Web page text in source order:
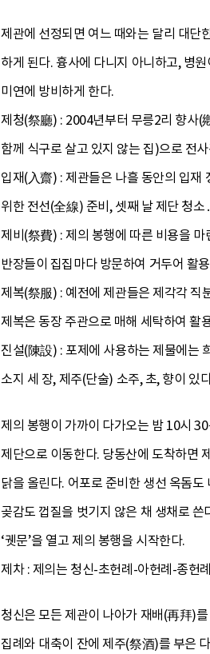
제관에 선정되면 여느 때와는 달리 대단
하게 된다. 흉사에 다니지 아니하고, 병
미연에 방비하게 한다.
제청(祭廳) : 2004년부터 무릉2리 향사(
함께 식구로 살고 있지 않는 집)으로 전
입재(入齋) : 제관들은 나흘 동안의 입재
위한 전선(全線) 준비, 셋째 날 제단 청
제비(祭費) : 제의 봉행에 따른 비용을 마
반장들이 집집마다 방문하여 거두어 활
제복(祭服) : 예전에 제관들은 제각각 직
제복은 동장 주관으로 매해 세탁하여 활
진설(陳設) : 포제에 사용하는 제물에는
소지 세 장, 제주(단술) 소주, 초, 향이 있
제의 봉행이 가까이 다가오는 밤 10시
제단으로 이동한다. 당동산에 도착하면
닭을 올린다. 어포로 준비한 생선 옥돔
곶감도 껍질을 벗기지 않은 채 생채로 쓴
‘궷문’을 열고 제의 봉행을 시작한다.
제차 : 제의는 청신-초헌례-아헌례-종헌
청신은 모든 제관이 나아가 재배(再拜)
집례와 대축이 잔에 제주(祭酒)를 부은